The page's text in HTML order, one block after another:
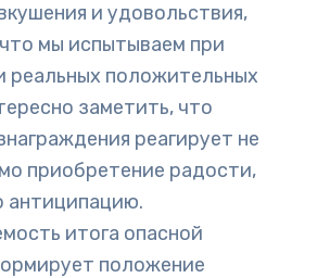
и удовольствия,
мы испытываем при
реальных положительных
заметить, что
реагирует не
приобретение радости,
антиципацию.
итога опасной
положение